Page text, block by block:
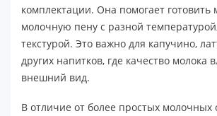
комплектации. Она помогает готовить
молочную пену с разной
текстурой. Это важно для капучино,
других напитков, где качество молока
внешний вид.
В отличие от более простых молочных